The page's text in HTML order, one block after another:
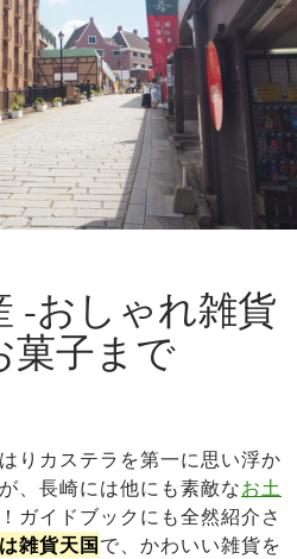
-おしゃれ雑貨
菓子まで
りカステラを第一に思い浮か
、長崎には他にも素敵なお土
ガイドブックにも全然紹介さ
雑貨天国で、かわいい雑貨を